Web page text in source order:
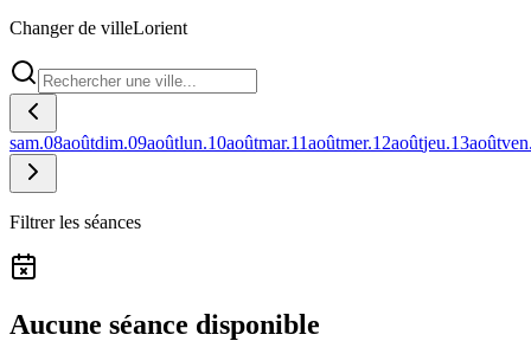
Changer de villeLorient
sam.08aoûtdim.09aoûtlun.10aoûtmar.11aoûtmer.12aoûtjeu.13août
Filtrer les séances
Aucune séance disponible